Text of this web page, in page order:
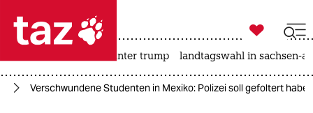
 taz zahl ich
taz zahl ich

taz zahl ich
usa unter trump landtagswahl in sachsen-
Verschwundene Studenten in Mexiko: Polizei soll gefoltert haben